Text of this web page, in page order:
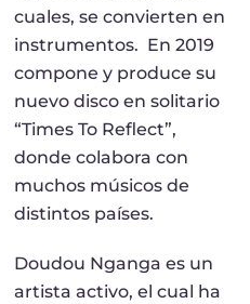
cuales, se convierten en
instrumentos. En 2019
compone y produce su
nuevo disco en solitario
“Times To Reflect”,
donde colabora con
muchos músicos de
distintos países.
Doudou Nganga es un
artista activo, el cual ha